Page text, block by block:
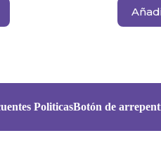
PoliticasBotón de